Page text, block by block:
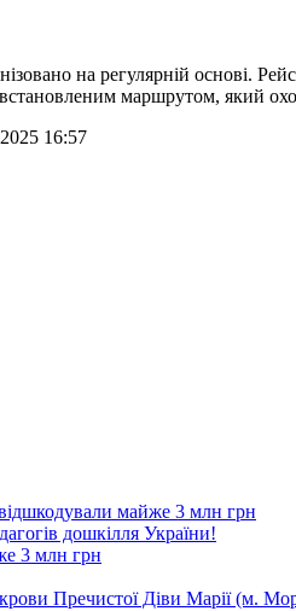
на регулярній основі.
маршрутом, який
16:57
майже 3 млн грн
дошкілля України!
3 млн грн
Пречистої Діви Марії (м.